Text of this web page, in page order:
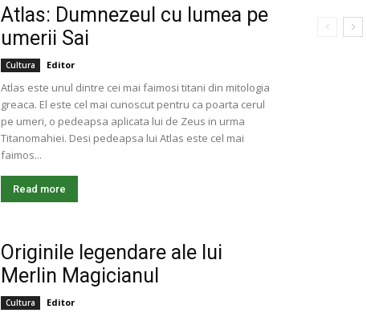
Atlas: Dumnezeul cu lumea pe
umerii Sai
Cultura Editor
Atlas este unul dintre cei mai faimosi titani din mitologia
greaca. El este cel mai cunoscut pentru ca poarta cerul
pe umeri, o pedeapsa aplicata lui de Zeus in urma
Titanomahiei. Desi pedeapsa lui Atlas este cel mai
faimos...
Read more
Originile legendare ale lui
Merlin Magicianul
Cultura Editor